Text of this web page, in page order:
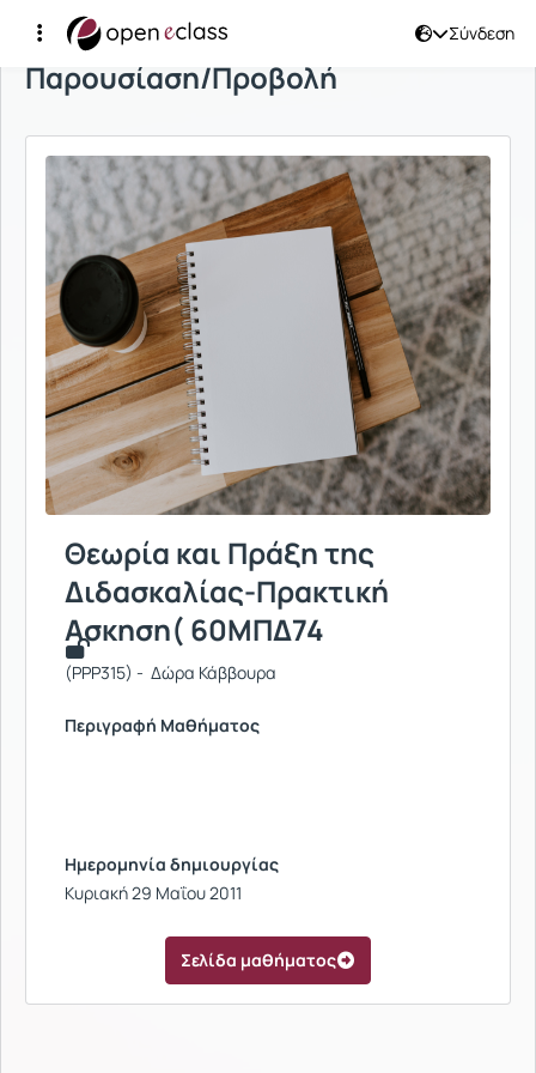
Σύνδεση
Παρουσίαση/Προβολή
Θεωρία και Πράξη της
Διδασκαλίας-Πρακτική
Ασκηση( 60ΜΠΔ74
(PPP315) - Δώρα Κάββουρα
Περιγραφή Μαθήματος
Ημερομηνία δημιουργίας
Κυριακή 29 Μαΐου 2011
Σελίδα μαθήματος